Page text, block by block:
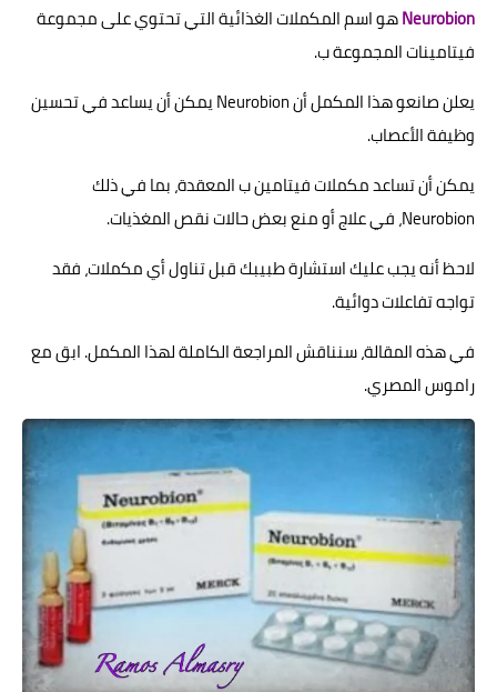
Neurobionهو اسم المكملات الغذائية التي تحتوي على مجموعة
فيتامينات المجموعة ب.
يعلن صانعو هذا المكمل أن Neurobion يمكن أن يساعد في تحسين
وظيفة الأعصاب.
يمكن أن تساعد مكملات فيتامين ب المعقدة، بما في ذلك
Neurobion، في علاج أو منع بعض حالات نقص المغذيات.
لاحظ أنه يجب عليك استشارة طبيبك قبل تناول أي مكملات، فقد
تواجه تفاعلات دوائية.
في هذه المقالة، سنناقش المراجعة الكاملة لهذا المكمل. ابق مع
راموس المصري.